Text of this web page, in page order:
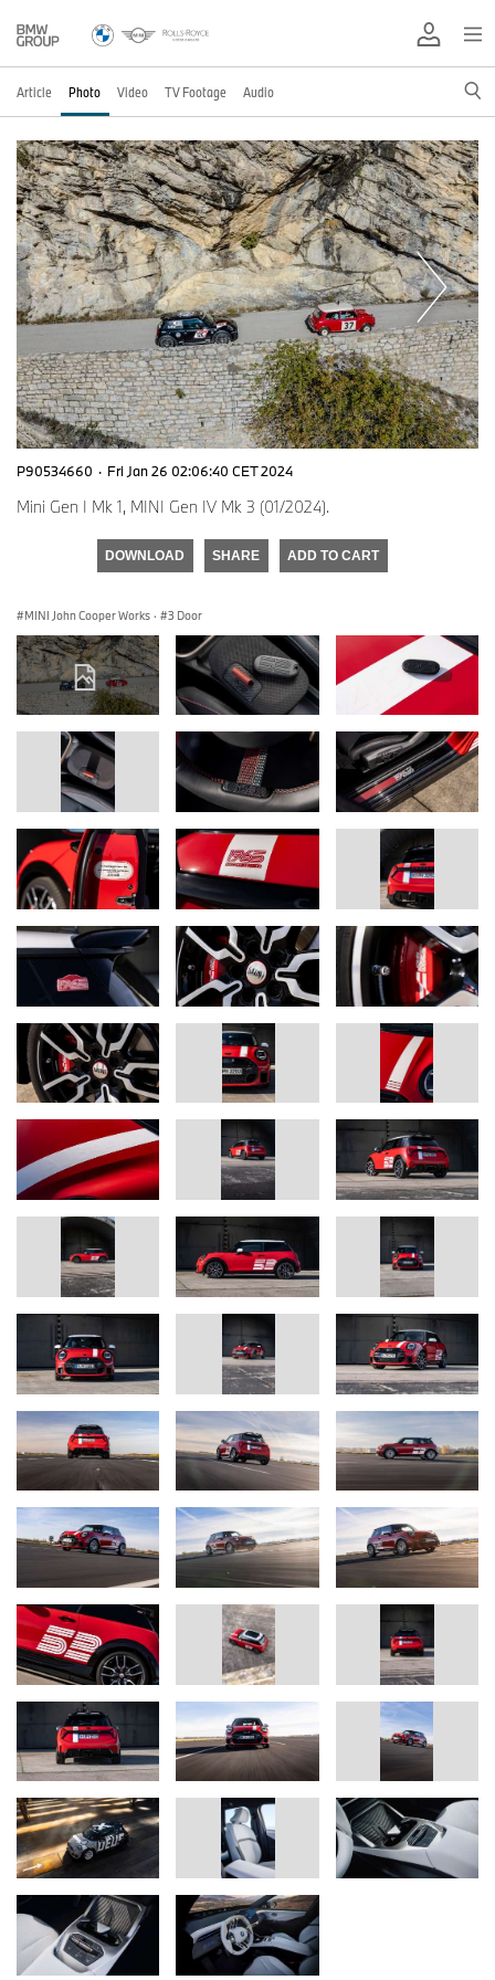
Article Photo Video TV Footage Audio
P90534660 · Fri Jan 26 02:06:40 CET 2024
Mini Gen I Mk 1, MINI Gen IV Mk 3 (01/2024).
DOWNLOAD SHARE ADD TO CART
MINI John Cooper Works · 3 Door